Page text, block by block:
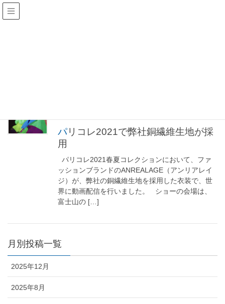
パリコレ2021で弊社銅繊維生地が採
用
パリコレ2021春夏コレクションにおいて、ファ
ッションブランドのANREALAGE（アンリアレイ
ジ）が、弊社の銅繊維生地を採用した衣装で、世
界に動画配信を行いました。 ショーの会場は、
富士山の […]
月別投稿一覧
2025年12月
2025年8月